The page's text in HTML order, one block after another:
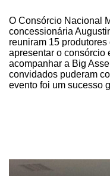
O Consórcio Nacional
concessionária
reuniram 15
apresentar o consórcio
acompanhar a Big
convidados puderam
evento foi um sucesso